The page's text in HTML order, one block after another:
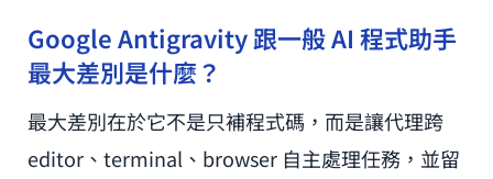
Google Antigravity 跟一般 AI 程式助手
最大差別是什麼？
最大差別在於它不是只補程式碼，而是讓代理跨
editor、terminal、browser 自主處理任務，並留